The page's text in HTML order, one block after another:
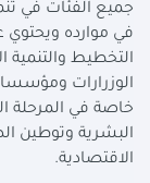
جميع الفئات في
في موارده ويحتوي
التخطيط والتنمية
الوزرارات
خاصة في المرحلة
البشرية وتوطين
الاقتصادية.